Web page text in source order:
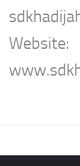
Website: